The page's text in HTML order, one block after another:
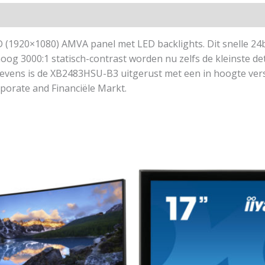
(1920×1080) AMVA panel met LED backlights. Dit snelle
3000:1 statisch-contrast worden nu zelfs de kleinste
is de XB2483HSU-B3 uitgerust met een in hoogte
and Financiële Markt.